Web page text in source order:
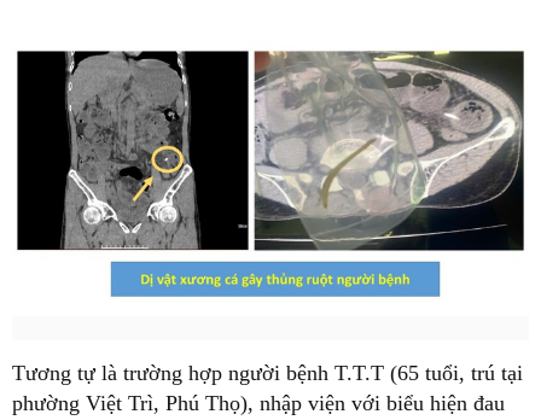
Tương tự là trường hợp người bệnh T.T.T (65 tuổi, trú tại
phường Việt Trì, Phú Thọ), nhập viện với biểu hiện đau